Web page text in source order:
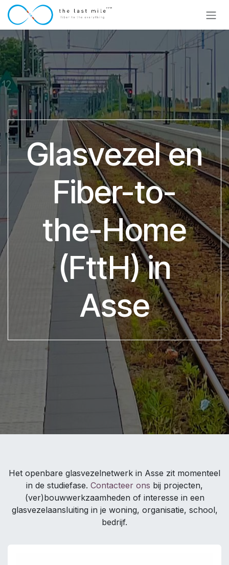
Overslaan naar inhoud
Glasvezel en
Fiber-to-
the-Home
(FttH) in
Asse
Het openbare glasvezelnetwerk in Asse zit momenteel
in de studiefase. Contacteer ons bij projecten,
(ver)bouwwerkzaamheden of interesse in een
glasvezelaansluiting in je woning, organisatie, school,
bedrijf.